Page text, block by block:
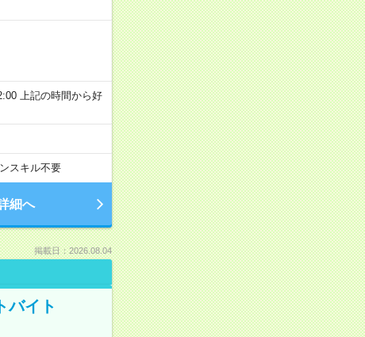
上記の時間から好
スキル不要
細へ
掲載日：2026.08.04
バイト